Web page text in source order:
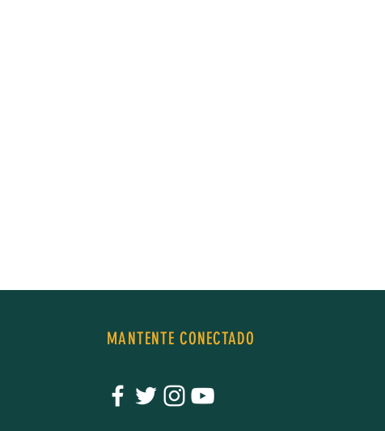
MANTENTE CONECTADO